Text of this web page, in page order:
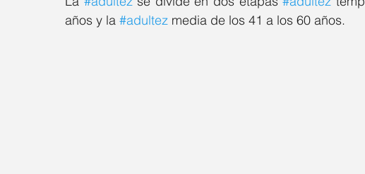
Psic. Humberto Hernández
años y la #adultez media de los 41 a los 60 años.